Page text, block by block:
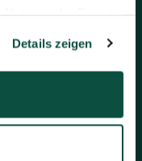
Details zeigen